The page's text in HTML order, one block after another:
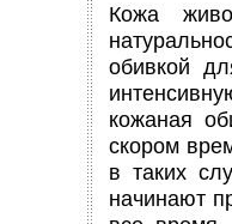
Кожа
обивкой
кожаная
скором
в таких
начинают